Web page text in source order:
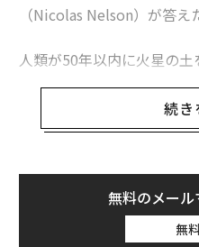
50年以内に「火星に一番乗り」実現
イーロン・マスクが描く「火星移
ジェットラグが寿命を縮める？［
自信がなくても大丈夫、「心を手当
（Nicolas Nelson）が答え
人類が50年以内に火星の
で、NASA、CNSA（中国
州宇宙機関）だ。NASAと
する可能性もあるし、ロ
スやインド宇宙研究機関（
む可能性も考えられる。
続き
無料のメー
無